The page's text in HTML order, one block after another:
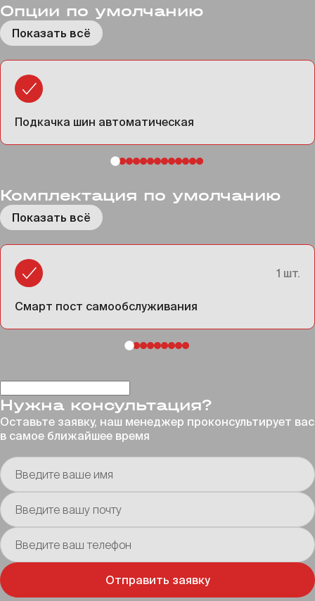
Опции по умолчанию
Показать всё
Подкачка шин автоматическая
Комплектация по умолчанию
Показать всё
1 шт.
Смарт пост самообслуживания
Нужна консультация?
Оставьте заявку, наш менеджер проконсультирует вас
в самое ближайшее время
Введите ваше имя
Введите вашу почту
Введите ваш телефон
Отправить заявку